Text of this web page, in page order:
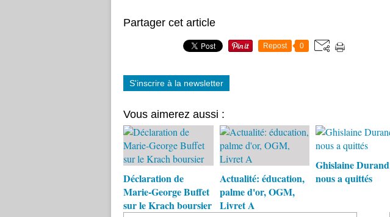
Partager cet article
Repost 0
S'inscrire à la newsletter
Vous aimerez aussi :
Déclaration de
Marie-George Buffet
sur le Krach boursier
Actualité: éducation,
palme d'or, OGM,
Livret A
Ghislaine Durand
nous a quittés